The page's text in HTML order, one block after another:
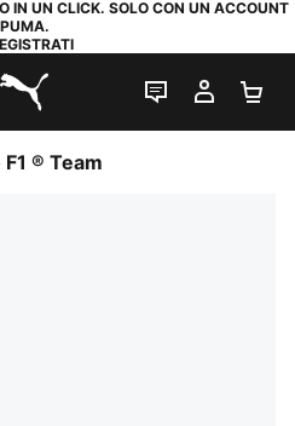
IN UN CLICK. SOLO CON UN ACCOUNT
PUMA.
PUMA.com
CHAT IL MIO
® Team